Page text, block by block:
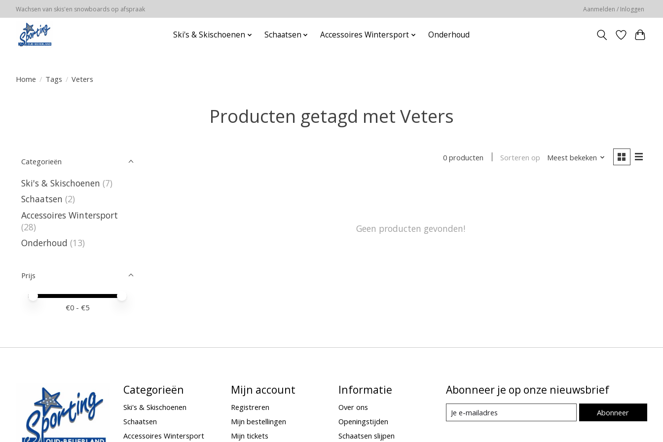
Wachsen van skis'en snowboards op afspraak Aanmelden / Inloggen
Ski's & Skischoenen Schaatsen Accessoires Wintersport Onderhoud
Home / Tags / Veters
Producten getagd met Veters
Categorieën
Ski's & Skischoenen (7)
Schaatsen (2)
Accessoires Wintersport
(28)
Onderhoud (13)
Prijs
Minimale prijswaarde
Price maximum value
€0 - €5
0 producten Sorteren op Meest bekeken
Geen producten gevonden!
Categorieën
Ski's & Skischoenen
Schaatsen
Accessoires Wintersport
Mijn account
Registreren
Mijn bestellingen
Mijn tickets
Informatie
Over ons
Openingstijden
Schaatsen slijpen
Abonneer je op onze nieuwsbrief
Abonneer